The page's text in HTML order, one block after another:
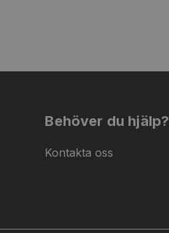
Behöver du hjälp?
Kontakta oss